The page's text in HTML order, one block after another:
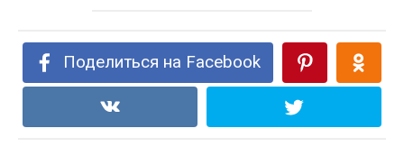
Поделиться на Facebook